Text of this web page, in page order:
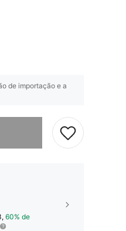
de importação e a
60% de